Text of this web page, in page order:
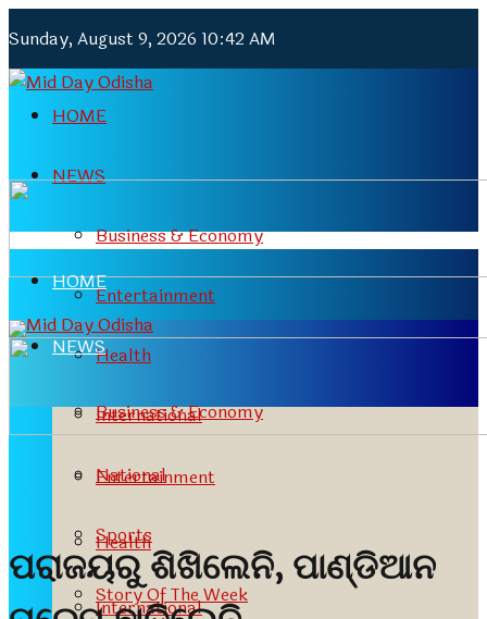
Sunday, August 9, 2026 10:42 AM
HOME
NEWS
Business & Economy
Entertainment
Health
International
National
Sports
Story Of The Week
HOME
NEWS
Business & Economy
Entertainment
Health
International
ପରାଜୟରୁ ଶିଖିଲେନି, ପାଣ୍ଡିଆନ